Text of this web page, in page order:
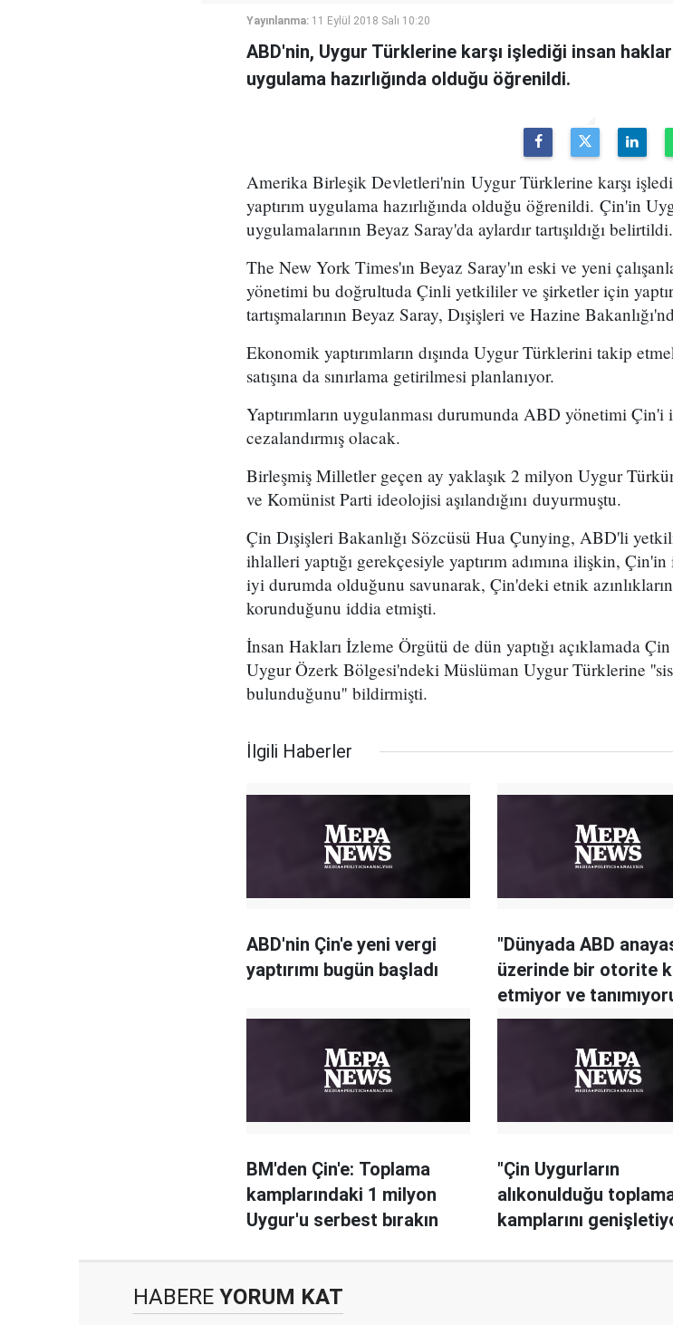
Yayınlanma: 11 Eylül 2018 Salı 10:20
ABD'nin, Uygur Türklerine karşı işlediği insan
uygulama hazırlığında olduğu öğrenildi.
Amerika Birleşik Devletleri'nin Uygur Türklerine karşı
yaptırım uygulama hazırlığında olduğu öğrenildi. Çin'in
uygulamalarının Beyaz Saray'da aylardır tartışıldığı belirtildi.
The New York Times'ın Beyaz Saray'ın eski ve yeni
yönetimi bu doğrultuda Çinli yetkililer ve şirketler için
tartışmalarının Beyaz Saray, Dışişleri ve Hazine
Ekonomik yaptırımların dışında Uygur Türklerini takip
satışına da sınırlama getirilmesi planlanıyor.
Yaptırımların uygulanması durumunda ABD yönetimi
cezalandırmış olacak.
Birleşmiş Milletler geçen ay yaklaşık 2 milyon Uygur
ve Komünist Parti ideolojisi aşılandığını duyurmuştu.
Çin Dışişleri Bakanlığı Sözcüsü Hua Çunying, ABD'li
ihlalleri yaptığı gerekçesiyle yaptırım adımına ilişkin,
iyi durumda olduğunu savunarak, Çin'deki etnik
korunduğunu iddia etmişti.
İnsan Hakları İzleme Örgütü de dün yaptığı açıklamada
Uygur Özerk Bölgesi'ndeki Müslüman Uygur Türklerine
bulunduğunu'' bildirmişti.
İlgili Haberler
ABD'nin Çin'e yeni vergi
yaptırımı bugün başladı
"Dünyada ABD
üzerinde bir otorite
etmiyor ve
BM'den Çin'e: Toplama
kamplarındaki 1 milyon
Uygur'u serbest bırakın
"Çin Uygurların
alıkonulduğu
kamplarını
HABERE YORUM KAT